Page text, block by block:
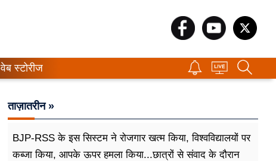
वेब स्टोरीज
ताज़ातरीन »
BJP-RSS के इस सिस्टम ने रोजगार खत्म किया, विश्वविद्यालयों पर
कब्जा किया, आपके ऊपर हमला किया...छात्रों से संवाद के दौरान